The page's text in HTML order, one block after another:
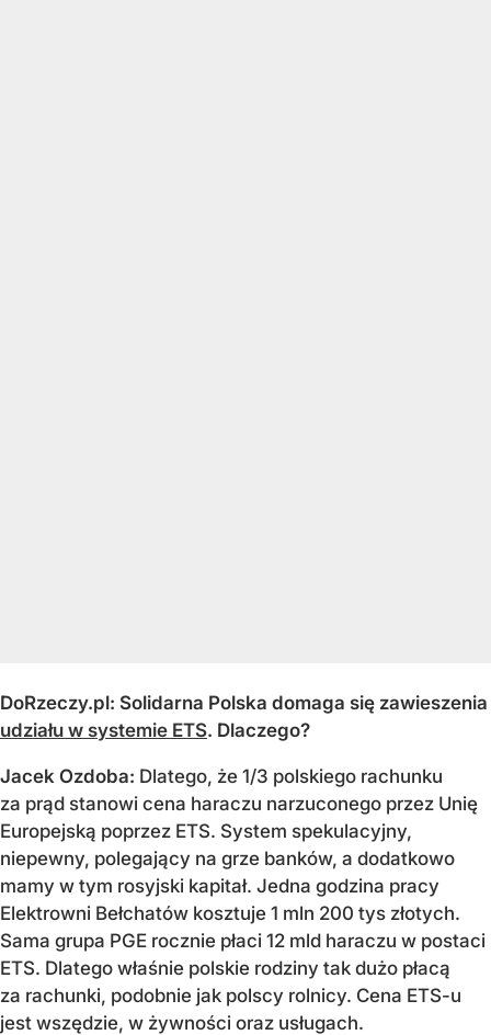
DoRzeczy.pl: Solidarna Polska domaga się zawieszenia
udziału w systemie ETS. Dlaczego?
Jacek Ozdoba: Dlatego, że 1/3 polskiego rachunku
za prąd stanowi cena haraczu narzuconego przez Unię
Europejską poprzez ETS. System spekulacyjny,
niepewny, polegający na grze banków, a dodatkowo
mamy w tym rosyjski kapitał. Jedna godzina pracy
Elektrowni Bełchatów kosztuje 1 mln 200 tys złotych.
Sama grupa PGE rocznie płaci 12 mld haraczu w postaci
ETS. Dlatego właśnie polskie rodziny tak dużo płacą
za rachunki, podobnie jak polscy rolnicy. Cena ETS-u
jest wszędzie, w żywności oraz usługach.